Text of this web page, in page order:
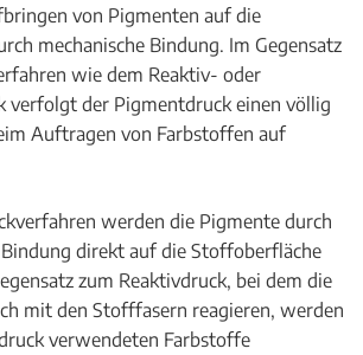
von Pigmenten auf die
mechanische Bindung. Im Gegensatz
wie dem Reaktiv- oder
verfolgt der Pigmentdruck einen völlig
Auftragen von Farbstoffen auf
werden die Pigmente durch
Bindung direkt auf die Stoffoberfläche
zum Reaktivdruck, bei dem die
mit den Stofffasern reagieren, werden
verwendeten Farbstoffe